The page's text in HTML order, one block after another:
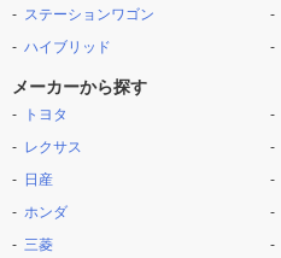
ステーションワゴン
ハイブリッド
メーカーから探す
トヨタ
レクサス
日産
ホンダ
三菱